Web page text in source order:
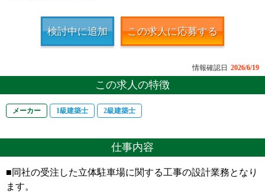
検討中に追加 この求人に応募する
情報確認日 2026/6/19
この求人の特徴
メーカー 1級建築士 2級建築士
仕事内容
■同社の受注した立体駐車場に関する工事の設計業務となり
ます。